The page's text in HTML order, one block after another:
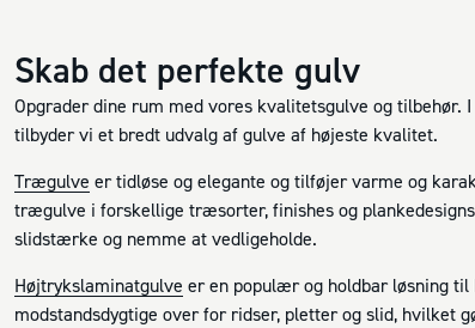
Skab det perfekte gulv
Opgrader dine rum med vores kvalitetsgulve og
tilbyder vi et bredt udvalg af gulve af højeste kvalitet.
Trægulve er tidløse og elegante og tilføjer varme og
trægulve i forskellige træsorter, finishes og
slidstærke og nemme at vedligeholde.
Højtrykslaminatgulve er en populær og holdbar løsning
modstandsdygtige over for ridser, pletter og slid, hvilket